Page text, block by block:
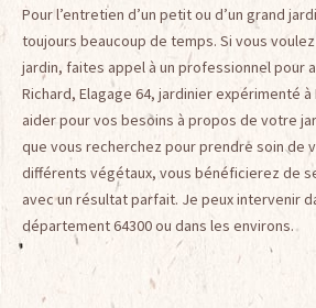
Pour l’entretien d’un petit ou d’un grand
toujours beaucoup de temps. Si vous
jardin, faites appel à un professionnel pour
Richard, Elagage 64, jardinier expérimenté
aider pour vos besoins à propos de votre
que vous recherchez pour prendre soin de
différents végétaux, vous bénéficierez de
avec un résultat parfait. Je peux intervenir
département 64300 ou dans les environs.